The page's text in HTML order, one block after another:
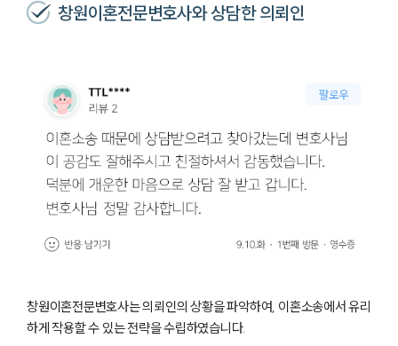
창원이혼전문변호사와 상담한 의뢰인
창원이혼전문변호사는 의뢰인의 상황을 파악하여, 이혼소송에서 유리
하게 작용할 수 있는 전략을 수립하였습니다.